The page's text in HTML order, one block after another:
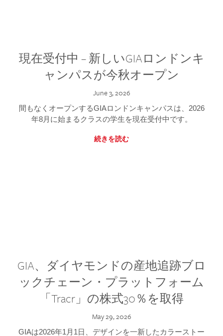
現在受付中 – 新しいGIAロンドンキ
ャンパスが今秋オープン
June 3, 2026
間もなくオープンするGIAロンドンキャンパスは、2026
年8月に始まるクラスの学生を現在受付中です。
続きを読む
GIA、ダイヤモンドの産地追跡ブロ
ックチェーン・プラットフォーム
「Tracr」の株式30％を取得
May 29, 2026
GIAは2026年1月1日、デザインを一新したカラーストー